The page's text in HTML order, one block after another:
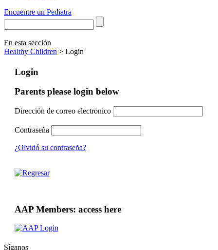
Encuentre un Pediatra
En esta sección
Healthy Children > Login
Login
Parents please login below
Dirección de correo electrónico
Contraseña
¿Olvidó su contraseña?
AAP Members: access here
Síganos